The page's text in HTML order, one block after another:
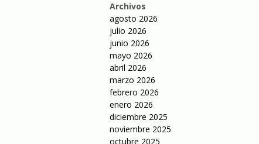
Archivos
agosto 2026
julio 2026
junio 2026
mayo 2026
abril 2026
marzo 2026
febrero 2026
enero 2026
diciembre 2025
noviembre 2025
octubre 2025